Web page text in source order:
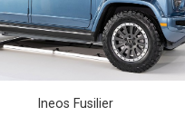
Ineos Fusilier